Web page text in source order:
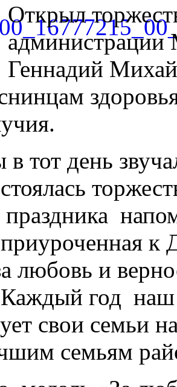
Открыл
Геннадий
тот день
приуроченная
любовь и
год
свои семьи
семьям